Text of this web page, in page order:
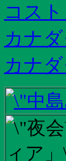
コス
カナ
カナ